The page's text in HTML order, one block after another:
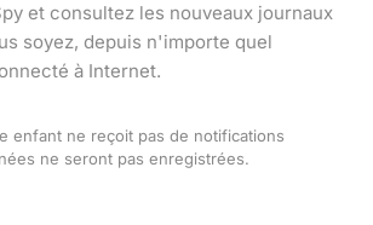
et consultez les nouveaux journaux
soyez, depuis n'importe quel
à Internet.
enfant ne reçoit pas de notifications
ne seront pas enregistrées.